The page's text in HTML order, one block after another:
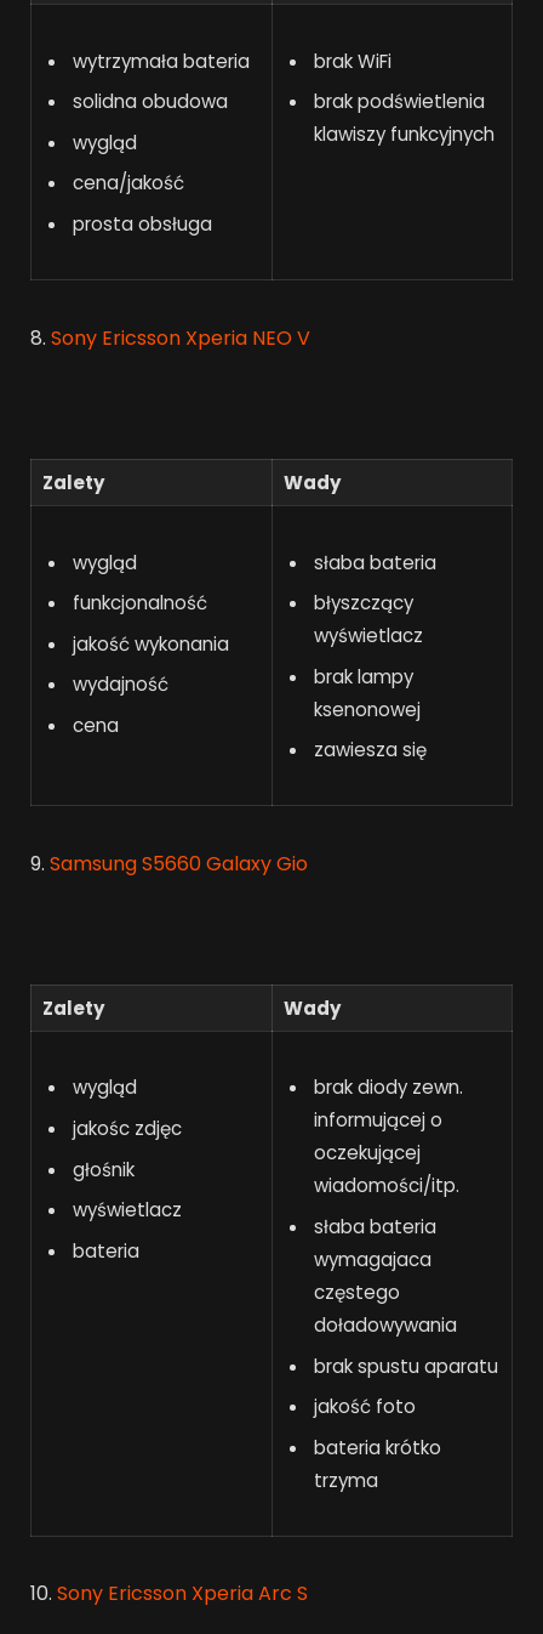
wytrzymała bateria
solidna obudowa
wygląd
cena/jakość
prosta obsługa
brak WiFi
brak podświetlenia
klawiszy funkcyjnych
8. Sony Ericsson Xperia NEO V
Zalety Wady
wygląd
funkcjonalność
jakość wykonania
wydajność
cena
słaba bateria
błyszczący
wyświetlacz
brak lampy
ksenonowej
zawiesza się
9. Samsung S5660 Galaxy Gio
Zalety Wady
wygląd
jakośc zdjęc
głośnik
wyświetlacz
bateria
brak diody zewn.
informującej o
oczekującej
wiadomości/itp.
słaba bateria
wymagajaca
częstego
doładowywania
brak spustu aparatu
jakość foto
bateria krótko
trzyma
10. Sony Ericsson Xperia Arc S